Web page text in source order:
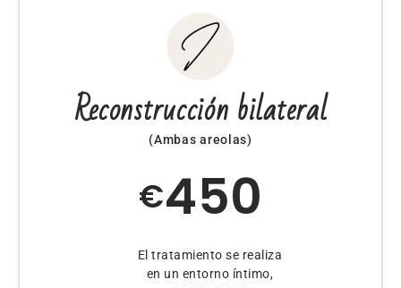
Reconstrucción bilateral
(Ambas areolas)
€450
El tratamiento se realiza
en un entorno íntimo,